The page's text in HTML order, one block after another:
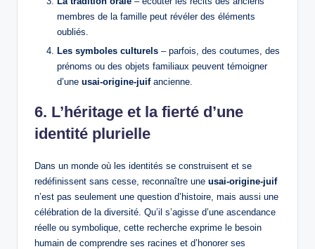
membres de la famille peut révéler des éléments
oubliés.
Les symboles culturels – parfois, des coutumes, des
prénoms ou des objets familiaux peuvent témoigner
d’une usai-origine-juifancienne.
6. L’héritage et la fierté d’une
identité plurielle
Dans un monde où les identités se construisent et se
redéfinissent sans cesse, reconnaître une usai-origine-juif
n’est pas seulement une question d’histoire, mais aussi une
célébration de la diversité. Qu’il s’agisse d’une ascendance
réelle ou symbolique, cette recherche exprime le besoin
humain de comprendre ses racines et d’honorer ses